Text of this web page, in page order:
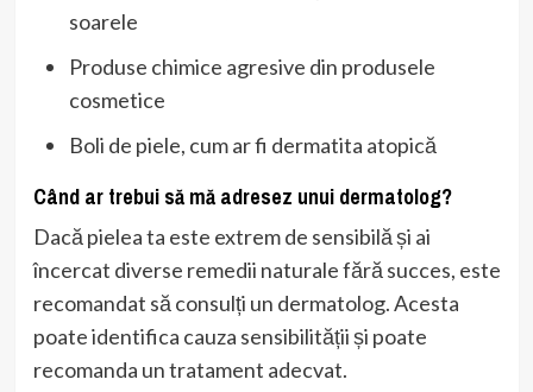
soarele
Produse chimice agresive din produsele
cosmetice
Boli de piele, cum ar fi dermatita atopică
Când ar trebui să mă adresez unui dermatolog?
Dacă pielea ta este extrem de sensibilă și ai
încercat diverse remedii naturale fără succes, este
recomandat să consulți un dermatolog. Acesta
poate identifica cauza sensibilității și poate
recomanda un tratament adecvat.